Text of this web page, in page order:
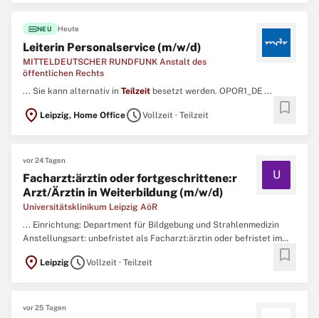
fiber_newNEU Heute
Leiterin Personalservice (m/w/d)
MITTELDEUTSCHER RUNDFUNK Anstalt des
öffentlichen Rechts
... Sie kann alternativ in Teilzeit besetzt werden. OPOR1_DE ...
location_on Leipzig, Home OfficescheduleVollzeit · Teilzeit bookmark
vor 24 Tagen
Facharzt:ärztin oder fortgeschrittene:r
Arzt/Ärztin in Weiterbildung (m/w/d)
Universitätsklinikum Leipzig AöR
U
... Einrichtung: Department für Bildgebung und Strahlenmedizin
Anstellungsart: unbefristet als Facharzt:ärztin oder befristet im
Arbeitsbeginn: Gehaltsspanne: min. 7.400,00 € - max. 9.300,00 €
location_on LeipzigscheduleVollzeit · Teilzeit bookmark
vor 25 Tagen